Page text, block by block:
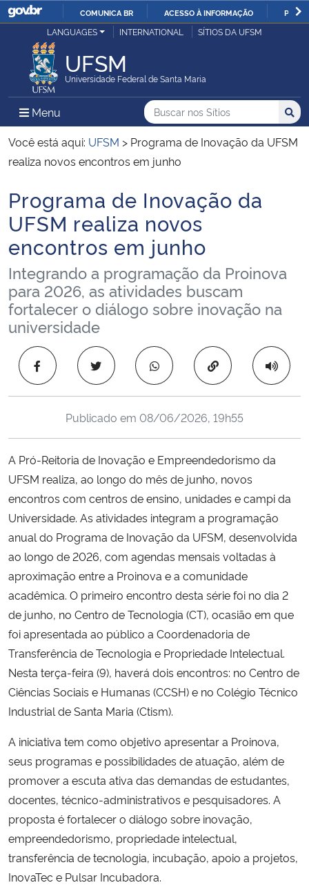
IR
COMUNICA BR ACESSO À INFORMAÇÃO
Ministério da Justiça e Segurança Pública
Ministério da Defesa
Ministério das Relações Exteriores
Ministério da Infraestrutura
Ministério da Agricultura, Pecuária e Abastecimento
Ministério da Educação
Ministério da Cidadania
Ministério da Saúde
Ministério de Minas e Energia
Ministério do Meio Ambiente
Ministério do Turismo
Ministério do Desenvolvimento Regional
Controladoria-Geral da União
Ministério da Mulher, da Família e dos Direitos Humanos
Secretaria-Geral
Secretaria de Governo
Advocacia-Geral da União
Banco Central do Brasil
LANGUAGES INTERNATIONAL SÍTIOS DA UFSM
UFSM
Universidade Federal de Santa Maria
Menu Menu Principal do Sítio
Busca
Buscar no nos Sítios
Busca:
Você está aqui: UFSM > Programa de Inovação da UFSM
realiza novos encontros em junho
Início do conteúdo
Programa de Inovação da
UFSM realiza novos
encontros em junho
Integrando a programação da Proinova
para 2026, as atividades buscam
fortalecer o diálogo sobre inovação na
universidade
Copiar para área
Publicado em 08/06/2026, 19h55
A Pró-Reitoria de Inovação e Empreendedorismo da
UFSM realiza, ao longo do mês de junho, novos
encontros com centros de ensino, unidades e campi da
Universidade. As atividades integram a programação
anual do Programa de Inovação da UFSM, desenvolvida
ao longo de 2026, com agendas mensais voltadas à
aproximação entre a Proinova e a comunidade
acadêmica. O primeiro encontro desta série foi no dia 2
de junho, no Centro de Tecnologia (CT), ocasião em que
foi apresentada ao público a Coordenadoria de
Transferência de Tecnologia e Propriedade Intelectual.
Nesta terça-feira (9), haverá dois encontros: no Centro de
Ciências Sociais e Humanas (CCSH) e no Colégio Técnico
Industrial de Santa Maria (Ctism).
A iniciativa tem como objetivo apresentar a Proinova,
seus programas e possibilidades de atuação, além de
promover a escuta ativa das demandas de estudantes,
docentes, técnico-administrativos e pesquisadores. A
proposta é fortalecer o diálogo sobre inovação,
empreendedorismo, propriedade intelectual,
transferência de tecnologia, incubação, apoio a projetos,
InovaTec e Pulsar Incubadora.